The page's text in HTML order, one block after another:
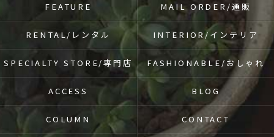
FEATURE MAIL ORDER/通販
RENTAL/レンタル INTERIOR/インテリア
SPECIALTY STORE/専門店 FASHIONABLE/おしゃれ
ACCESS BLOG
COLUMN CONTACT